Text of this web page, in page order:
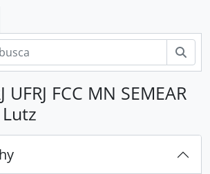
UFRJ FCC MN SEMEAR